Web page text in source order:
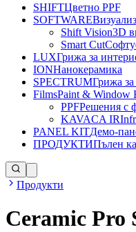
SHIFTЦветно PPF
SOFTWARE
Shift Vision3D
Smart Cut
LUXГрижа за
IONНанокерамика
SPECTRUMГрижа
FilmsPaint & Window
PPFРешения с
KAVACA IR
PANEL KITДемо-
ПРОДУКТИПълен
Продукти
Ceramic Pro